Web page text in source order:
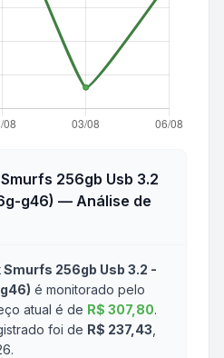
256gb Usb 3.2
g46) — Análise de
256gb Usb 3.2 -
é monitorado pelo
atual é de R$ 307,80.
foi de R$ 237,43
.